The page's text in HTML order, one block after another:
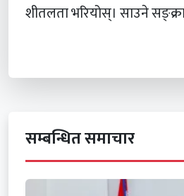
शीतलता भरियोस्। साउने
सम्बन्धित समाचार